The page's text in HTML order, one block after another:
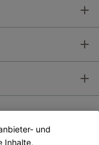
und
Inhalte,